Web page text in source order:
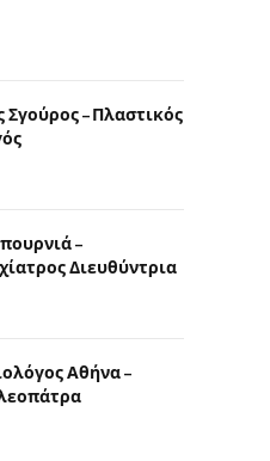
Σγούρος – Πλαστικός
–
Διευθύντρια
Αθήνα –